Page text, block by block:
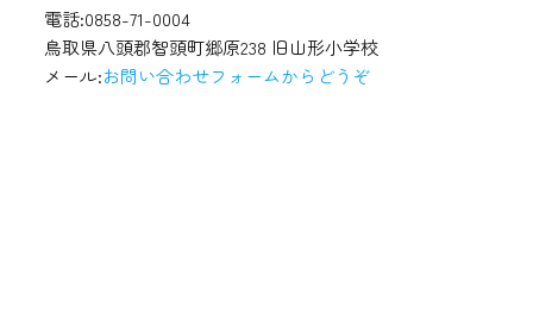
電話:0858-71-0004
鳥取県八頭郡智頭町郷原238 旧山形小学校
メール:お問い合わせフォームからどうぞ